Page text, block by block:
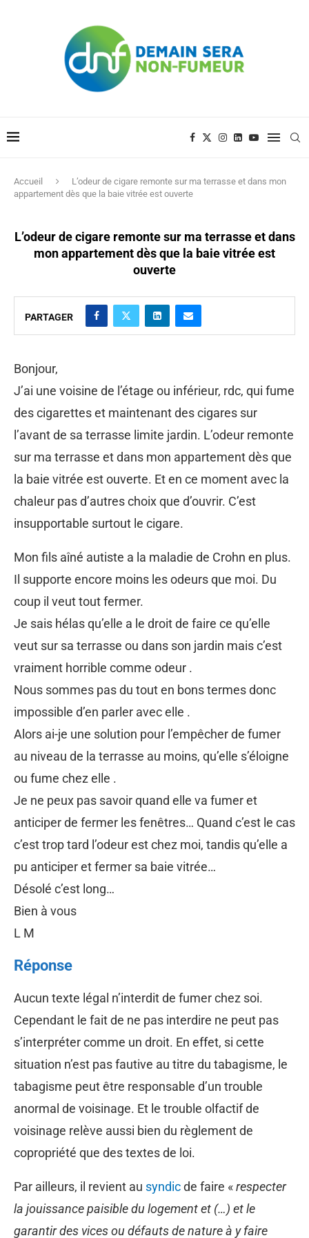
Accueil
L’odeur de cigare remonte sur ma terrasse et dans mon
appartement dès que la baie vitrée est ouverte
L’odeur de cigare remonte sur ma terrasse et dans
mon appartement dès que la baie vitrée est
ouverte
PARTAGER
Bonjour,
J’ai une voisine de l’étage ou inférieur, rdc, qui fume
des cigarettes et maintenant des cigares sur
l’avant de sa terrasse limite jardin. L’odeur remonte
sur ma terrasse et dans mon appartement dès que
la baie vitrée est ouverte. Et en ce moment avec la
chaleur pas d’autres choix que d’ouvrir. C’est
insupportable surtout le cigare.
Mon fils aîné autiste a la maladie de Crohn en plus.
Il supporte encore moins les odeurs que moi. Du
coup il veut tout fermer.
Je sais hélas qu’elle a le droit de faire ce qu’elle
veut sur sa terrasse ou dans son jardin mais c’est
vraiment horrible comme odeur .
Nous sommes pas du tout en bons termes donc
impossible d’en parler avec elle .
Alors ai-je une solution pour l’empêcher de fumer
au niveau de la terrasse au moins, qu’elle s’éloigne
ou fume chez elle .
Je ne peux pas savoir quand elle va fumer et
anticiper de fermer les fenêtres… Quand c’est le cas
c’est trop tard l’odeur est chez moi, tandis qu’elle a
pu anticiper et fermer sa baie vitrée…
Désolé c’est long…
Bien à vous
L M
Réponse
Aucun texte légal n’interdit de fumer chez soi.
Cependant le fait de ne pas interdire ne peut pas
s’interpréter comme un droit. En effet, si cette
situation n’est pas fautive au titre du tabagisme, le
tabagisme peut être responsable d’un trouble
anormal de voisinage. Et le trouble olfactif de
voisinage relève aussi bien du règlement de
copropriété que des textes de loi.
Par ailleurs, il revient au syndicde faire «respecter
la jouissance paisible du logement et (…) et le
garantir des vices ou défauts de nature à y faire